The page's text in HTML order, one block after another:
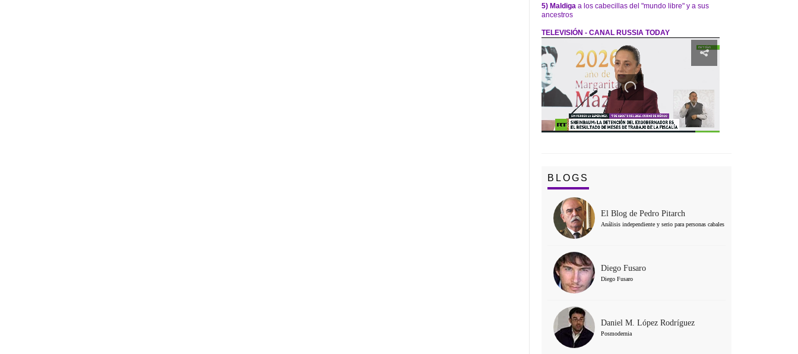
5) Maldiga a los cabecillas del "mundo libre" y a sus
ancestros
TELEVISIÓN - CANAL RUSSIA TODAY
BLOGS
El Blog de Pedro Pitarch
Análisis independiente y serio para personas cabales
Diego Fusaro
Diego Fusaro
Daniel M. López Rodríguez
Posmodernia